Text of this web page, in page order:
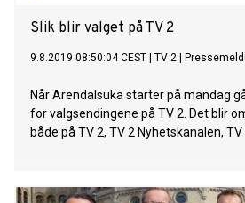
Slik blir valget på TV 2
9.8.2019 08:50:04 CEST TV 2
Når Arendalsuka starter på mandag
for valgsendingene på TV 2. Det blir
både på TV 2, TV 2 Nyhetskanalen,